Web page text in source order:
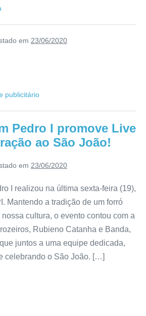
em 23/06/2020
publicitário
Pedro I promove Live
ao São João!
em 23/06/2020
I realizou na última sexta-feira (19),
Mantendo a tradição de um forró
cultura, o evento contou com a
Rubieno Catanha e Banda,
juntos a uma equipe dedicada,
celebrando o São João. […]